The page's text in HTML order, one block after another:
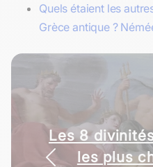
Quels étaient les
Grèce antique ?
Les 8
les plus